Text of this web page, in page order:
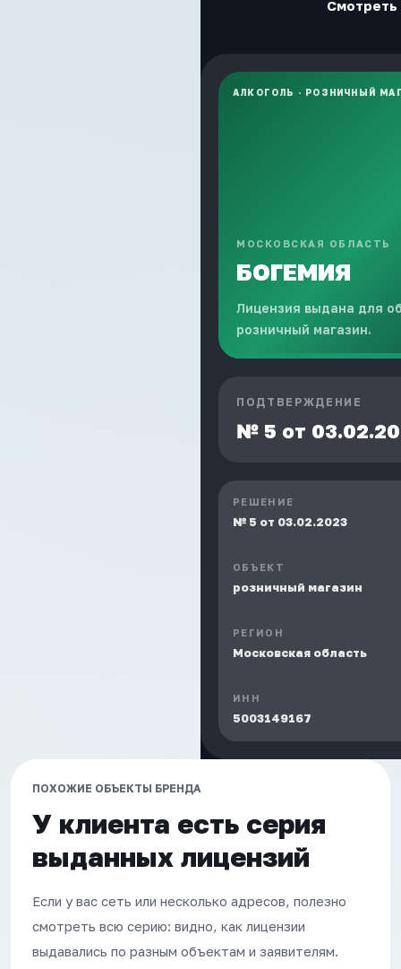
АЛКОГОЛЬ · РОЗНИЧНЫЙ
МОСКОВСКАЯ ОБЛАСТЬ
БОГЕМИЯ
Лицензия выдана для
розничный магазин.
ПОДТВЕРЖДЕНИЕ
№ 5 от
РЕШЕНИЕ
№ 5 от 03.02.2023
ОБЪЕКТ
розничный магазин
РЕГИОН
Московская область
ИНН
5003149167
ПОХОЖИЕ ОБЪЕКТЫ БРЕНДА
У клиента есть серия
выданных лицензий
Если у вас сеть или несколько адресов, полезно
смотреть всю серию: видно, как лицензии
выдавались по разным объектам и заявителям.